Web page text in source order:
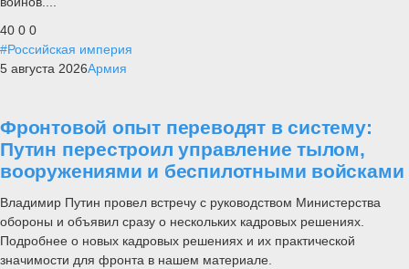
40 0 0
#Российская империя
5 августа 2026Армия
Фронтовой опыт переводят в систему:
Путин перестроил управление тылом,
вооружениями и беспилотными войсками
Владимир Путин провел встречу с руководством Министерства
обороны и объявил сразу о нескольких кадровых решениях.
Подробнее о новых кадровых решениях и их практической
значимости для фронта в нашем материале.